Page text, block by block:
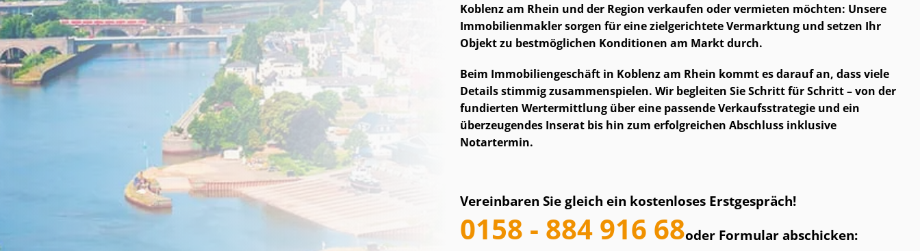
Koblenz am Rhein und der Region verkaufen oder vermieten möchten: Unsere
Im­mo­bi­li­en­mak­ler sorgen für eine zielgerichtete Vermarktung und setzen Ihr
Objekt zu bestmöglichen Konditionen am Markt durch.
Beim Im­mo­bi­li­en­ge­schäft in Koblenz am Rhein kommt es darauf an, dass viele
Details stimmig zusammenspielen. Wir begleiten Sie Schritt für Schritt – von der
fundierten Wertermittlung über eine passende Ver­kaufs­stra­te­gie und ein
überzeugendes Inserat bis hin zum erfolgreichen Abschluss inklusive
Notartermin.
Vereinbaren Sie gleich ein kostenloses Erstgespräch!
0158 - 884 916 68oder Formular abschicken: